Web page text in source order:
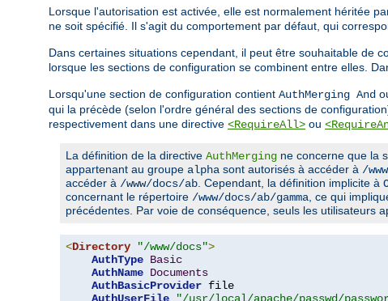
Lorsque l'autorisation est activée, elle est normalement héritée
ne soit spécifié. Il s'agit du comportement par défaut, qui
Dans certaines situations cependant, il peut être souhaitable de
lorsque les sections de configuration se combinent entre elles.
Lorsqu'une section de configuration contient AuthMerging And
qui la précède (selon l'ordre général des sections de
respectivement dans une directive <RequireAll> ou
La définition de la directive AuthMerging ne concerne que la
appartenant au groupe alpha sont autorisés à accéder à /
accéder à /www/docs/ab . Cependant, la définition implicite à
concernant le répertoire /www/docs/ab/gamma , ce qui
précédentes. Par voie de conséquence, seuls les utilisateurs
<Directory "/www/docs">
AuthType Basic
AuthName Documents
AuthBasicProvider file